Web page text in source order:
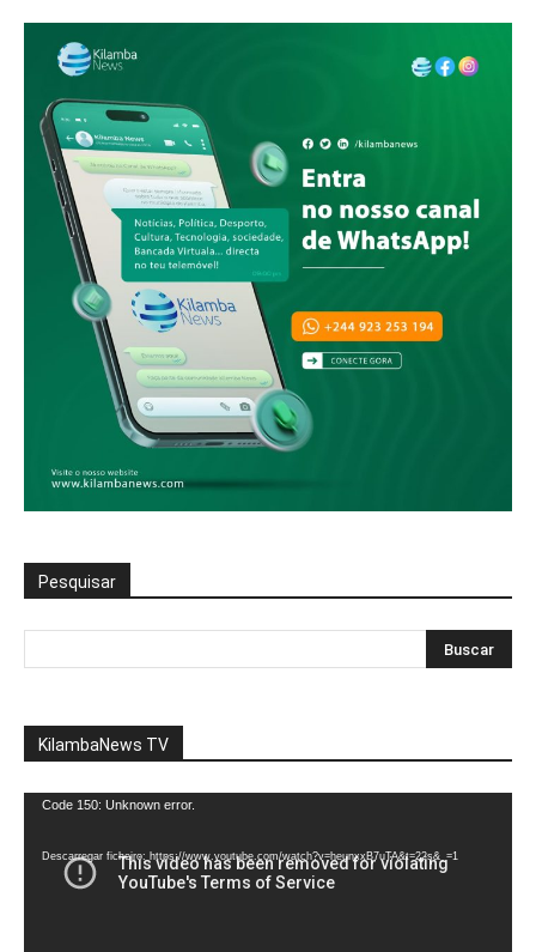
Pesquisar
KilambaNews TV
Reprodutor
vídeo
Code 150: Unknown error.
Descarregar ficheiro: https://www.youtube.com/watch?v=heunxxB7uTA&t=22s&_=1